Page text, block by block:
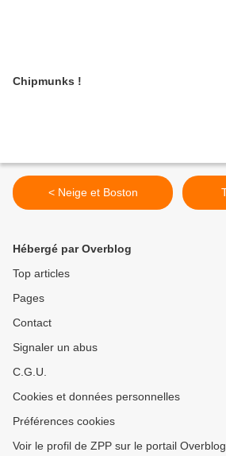
Chipmunks !
< Neige et Boston
Hébergé par Overblog
Top articles
Pages
Contact
Signaler un abus
C.G.U.
Cookies et données personnelles
Préférences cookies
Voir le profil de ZPP sur le portail Overblog